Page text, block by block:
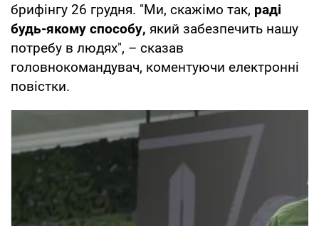
брифінгу 26 грудня. "Ми, скажімо так, раді
будь-якому способу, який забезпечить нашу
потребу в людях", – сказав
головнокомандувач, коментуючи електронні
повістки.